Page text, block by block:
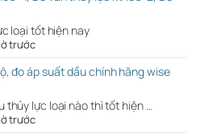
loại tốt hiện nay
trước
đo áp suất dầu chính hãng wise
thủy lực loại nào thì tốt hiện …
trước